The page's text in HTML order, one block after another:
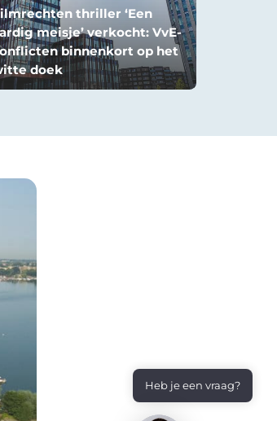
thriller ‘Een
meisje’ verkocht: VvE-
binnenkort op het
doek
Heb je een vraag?